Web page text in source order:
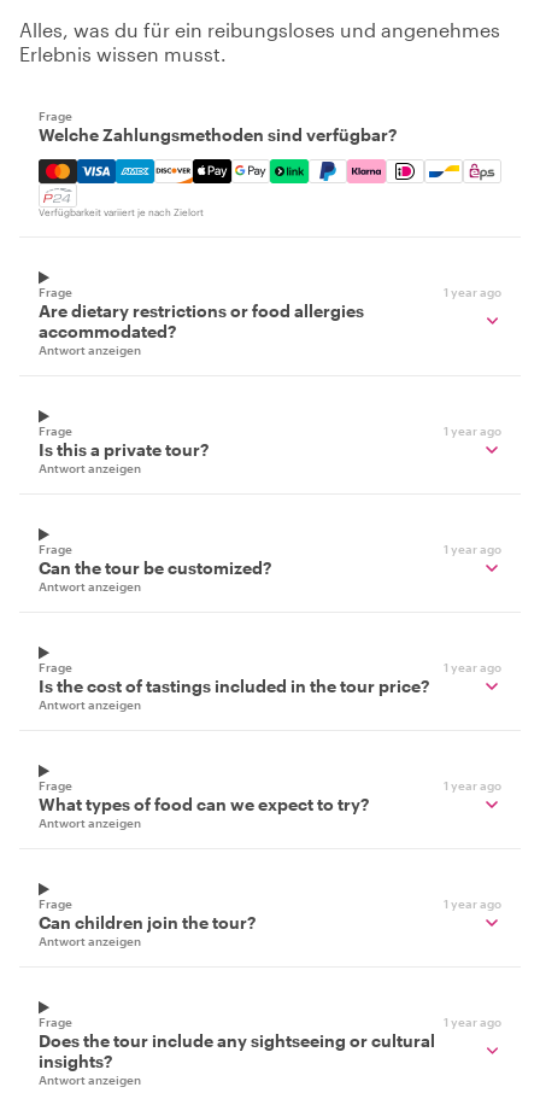
Alles, was du für ein reibungsloses und angenehmes
Erlebnis wissen musst.
Frage
Welche Zahlungsmethoden sind verfügbar?
Mastercard, Visa, Amex, Discover, Apple Pay, Google
Verfügbarkeit variiert je nach Zielort
Frage 1 year ago
Are dietary restrictions or food allergies
accommodated?
Antwort anzeigen
Frage 1 year ago
Is this a private tour?
Antwort anzeigen
Frage 1 year ago
Can the tour be customized?
Antwort anzeigen
Frage 1 year ago
Is the cost of tastings included in the tour price?
Antwort anzeigen
Frage 1 year ago
What types of food can we expect to try?
Antwort anzeigen
Frage 1 year ago
Can children join the tour?
Antwort anzeigen
Frage 1 year ago
Does the tour include any sightseeing or cultural
insights?
Antwort anzeigen